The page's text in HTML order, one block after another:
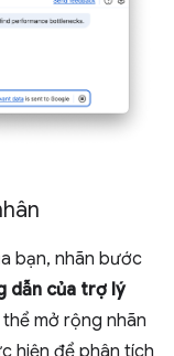
bạn, nhãn bước
dẫn của trợ lý
mở rộng nhãn